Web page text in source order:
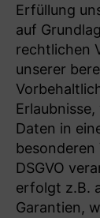
Erfüllung
auf
rechtlichen
unserer
Daten in
DSGVO
erfolgt z.B.
Garantien,